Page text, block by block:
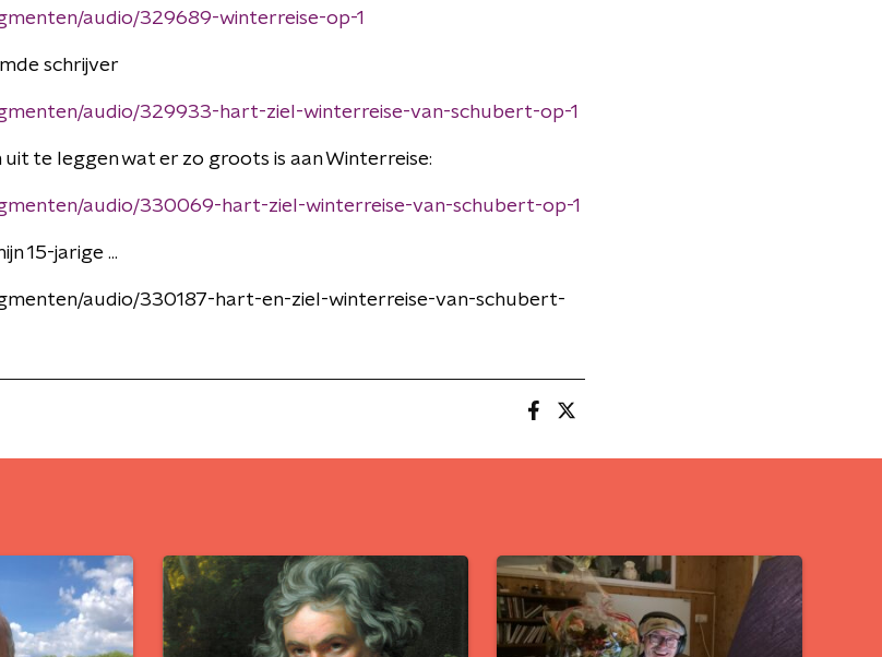
audio/329689-winterreise-op-1
schrijver
audio/329933-hart-ziel-winterreise-van-schubert-op-1
te leggen wat er zo groots is aan Winterreise:
audio/330069-hart-ziel-winterreise-van-schubert-op-1
15-jarige ...
audio/330187-hart-en-ziel-winterreise-van-schubert-